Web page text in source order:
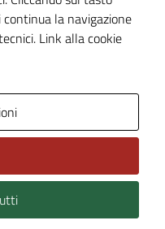
la navigazione
Link alla cookie